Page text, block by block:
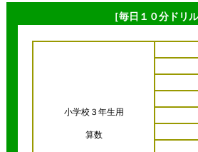
［毎日１０分ドリ
小学校３年生用
算数